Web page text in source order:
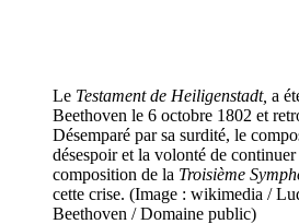
Le Testament de Heiligenstadt, a
Beethoven le 6 octobre 1802 et
Désemparé par sa surdité, le
désespoir et la volonté de
composition de la Troisième
cette crise. (Image : wikimedia /
Beethoven / Domaine public)